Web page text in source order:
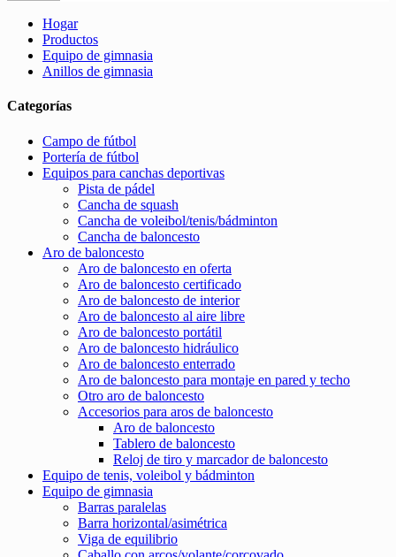
Hogar
Productos
Equipo de gimnasia
Anillos de gimnasia
Categorías
Campo de fútbol
Portería de fútbol
Equipos para canchas deportivas
Pista de pádel
Cancha de squash
Cancha de voleibol/tenis/bádminton
Cancha de baloncesto
Aro de baloncesto
Aro de baloncesto en oferta
Aro de baloncesto certificado
Aro de baloncesto de interior
Aro de baloncesto al aire libre
Aro de baloncesto portátil
Aro de baloncesto hidráulico
Aro de baloncesto enterrado
Aro de baloncesto para montaje en pared y techo
Otro aro de baloncesto
Accesorios para aros de baloncesto
Aro de baloncesto
Tablero de baloncesto
Reloj de tiro y marcador de baloncesto
Equipo de tenis, voleibol y bádminton
Equipo de gimnasia
Barras paralelas
Barra horizontal/asimétrica
Viga de equilibrio